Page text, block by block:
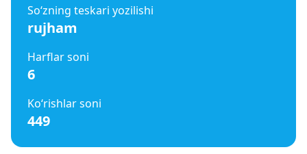
So‘zning teskari yozilishi
rujham
Harflar soni
6
Ko‘rishlar soni
449